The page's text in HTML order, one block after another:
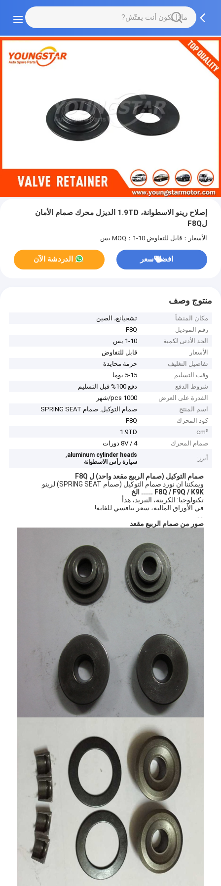
إصلاح رينو الاسطوانة، 1.9TD الديزل محرك صمام الأمان
لF8Q
الأسعار：قابل للتفاوض MOQ：1-10 يس
افضل سعر الدردشة الآن
منتوج وصف
مكان المنشأ
تشجيانغ، الصين
رقم الموديل
F8Q
الحد الأدنى لكمية
1-10 يس
الأسعار
قابل للتفاوض
تفاصيل التغليف
حزمة محايدة
وقت التسليم
5-15 يوما
شروط الدفع
دفع 100% قبل التسليم
القدرة على العرض
1000 pcs/شهر
اسم المنتج
صمام التوكيل. صمام SPRING SEAT
كود المحرك
F8Q
cm³
1.9TD
صمام المحرك
8V / 4 دورات
أبرز:
aluminum cylinder heads
,
سيارة رأس الاسطوانة
صمام التوكيل (صمام الربيع مقعد واحد) ل F8Q
ويمكننا ان نورد صمام التوكيل (صمام SPRING SEAT) لرينو
F8Q / F9Q / K9K ...... الخ
تكنولوجيا: الكربنة، التبريد، هدأ
في الأوراق المالية، سعر تنافسي للغاية!
صور من صمام الربيع مقعد